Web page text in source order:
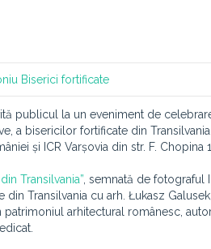
Biserici fortificate
publicul la un eveniment de
a bisericilor fortificate din
și ICR Varșovia din str. F. Chopina
Transilvania” , semnată de fotograful
Transilvania cu arh. Łukasz
arhitectural românesc,